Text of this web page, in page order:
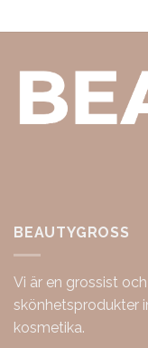
BEAUTYGROSS
Vi är en grossist
skönhetsprodukter
kosmetika.